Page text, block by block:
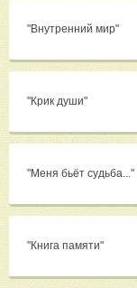
"Внутренний мир"
"Крик души"
"Меня бьёт судьба..."
"Книга памяти"